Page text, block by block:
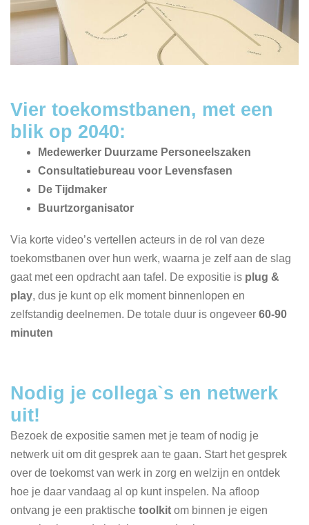
Vier toekomstbanen, met een
blik op 2040:
Medewerker Duurzame Personeelszaken
Consultatiebureau voor Levensfasen
De Tijdmaker
Buurtzorganisator
Via korte video’s vertellen acteurs in de rol van deze
toekomstbanen over hun werk, waarna je zelf aan de slag
gaat met een opdracht aan tafel. De expositie is plug &
play, dus je kunt op elk moment binnenlopen en
zelfstandig deelnemen. De totale duur is ongeveer 60-90
minuten
Nodig je collega`s en netwerk
uit!
Bezoek de expositie samen met je team of nodig je
netwerk uit om dit gesprek aan te gaan. Start het gesprek
over de toekomst van werk in zorg en welzijn en ontdek
hoe je daar vandaag al op kunt inspelen. Na afloop
ontvang je een praktische toolkit om binnen je eigen